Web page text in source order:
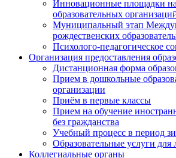
Инновационные площадки на
образовательных
Муниципальный этап
рождественских
Психолого-педагогическое
Организация предоставления
Дистанционная форма
Прием в дошкольные
организации
Приём в первые классы
Прием на обучение
без гражданства
Учебный процесс в период
Образовательные услуги
Коллегиальные органы